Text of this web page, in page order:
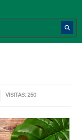
VISITAS: 250